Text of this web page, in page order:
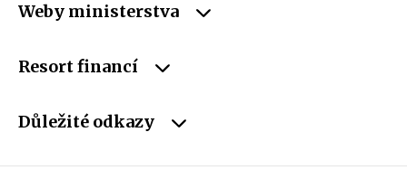
Weby ministerstva
Resort financí
Důležité odkazy